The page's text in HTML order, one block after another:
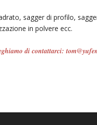
sagger di profilo,
in polvere ecc.
di contattarci: